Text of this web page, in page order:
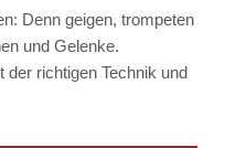
Denn geigen, trompeten
und Gelenke.
der richtigen Technik und